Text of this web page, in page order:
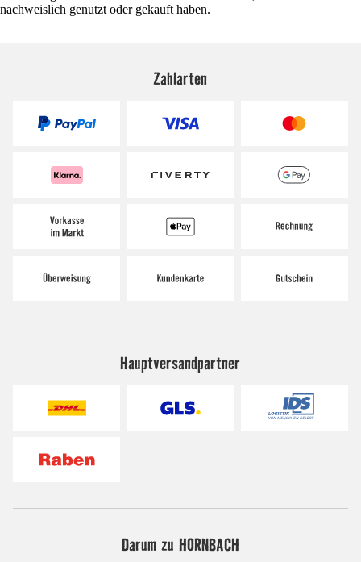
nachweislich genutzt oder gekauft haben.
Zahlarten
Hauptversandpartner
Darum zu HORNBACH